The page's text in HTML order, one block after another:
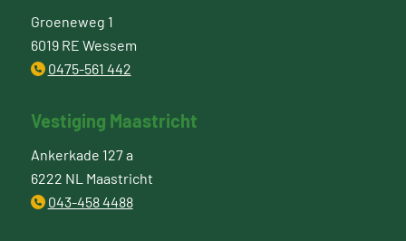
Groeneweg 1
6019 RE Wessem
0475-561 442
Vestiging Maastricht
Ankerkade 127 a
6222 NL Maastricht
043-458 4488